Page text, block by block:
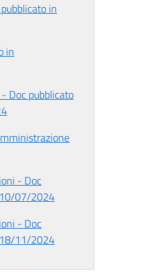
in
in
Doc pubblicato
- Doc
07/2024
- Doc
11/2024